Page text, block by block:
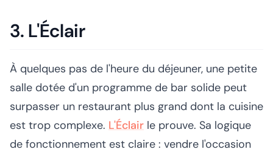
3. L'Éclair
À quelques pas de l'heure du déjeuner, une petite
salle dotée d'un programme de bar solide peut
surpasser un restaurant plus grand dont la cuisine
est trop complexe. L'Éclair le prouve. Sa logique
de fonctionnement est claire : vendre l'occasion